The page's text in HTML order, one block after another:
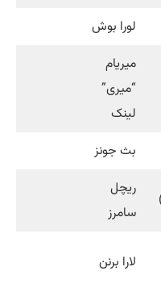
لورا بوش
میریام
“میری”
لینک
بث جونز
ریچل
سامرز
لارا برنن